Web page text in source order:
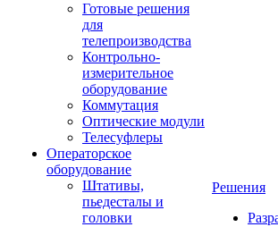
Готовые решения
для
телепроизводства
Контрольно-
измерительное
оборудование
Коммутация
Оптические модули
Телесуфлеры
Операторское
оборудование
Штативы,
пьедесталы и
головки
Решения